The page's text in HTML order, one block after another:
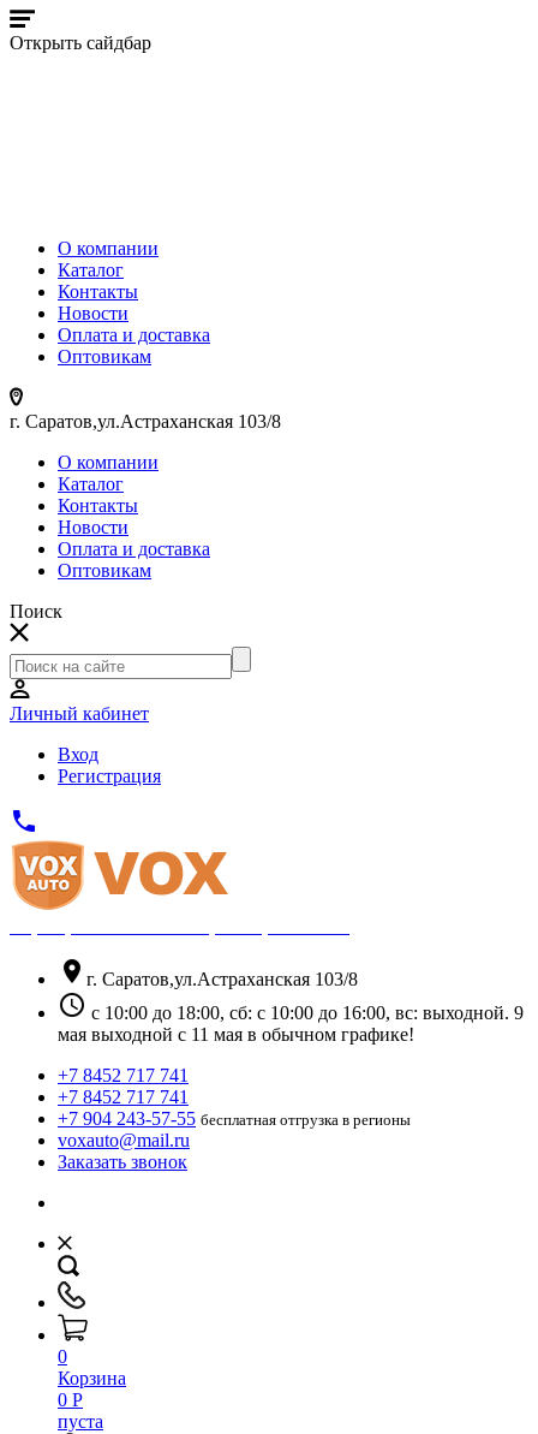
Открыть сайдбар
О компании
Каталог
Контакты
Новости
Оплата и доставка
Оптовикам
г. Саратов,ул.Астраханская 103/8
О компании
Каталог
Контакты
Новости
Оплата и доставка
Оптовикам
Поиск
Личный кабинет
Вход
Регистрация
phone
location_on г. Саратов,ул.Астраханская 103/8
schedule с 10:00 до 18:00, сб: с 10:00 до 16:00, вс: выходной. 9
мая выходной с 11 мая в обычном графике!
+7 8452 717 741
+7 8452 717 741
+7 904 243-57-55 бесплатная отгрузка в регионы
voxauto@mail.ru
Заказать звонок
0
Корзина
0 Р
пуста